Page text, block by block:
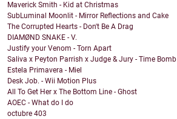
Maverick Smith - Kid at Christmas
SubLuminal Moonlit - Mirror Reflections and Cake
The Corrupted Hearts - Don't Be A Drag
DIAMØND SNAKE - V.
Justify your Venom - Torn Apart
Saliva x Peyton Parrish x Judge & Jury - Time Bomb
Estela Primavera - Miel
Desk Job. - Wii Motion Plus
All To Get Her x The Bottom Line - Ghost
AOEC - What do I do
octubre 403